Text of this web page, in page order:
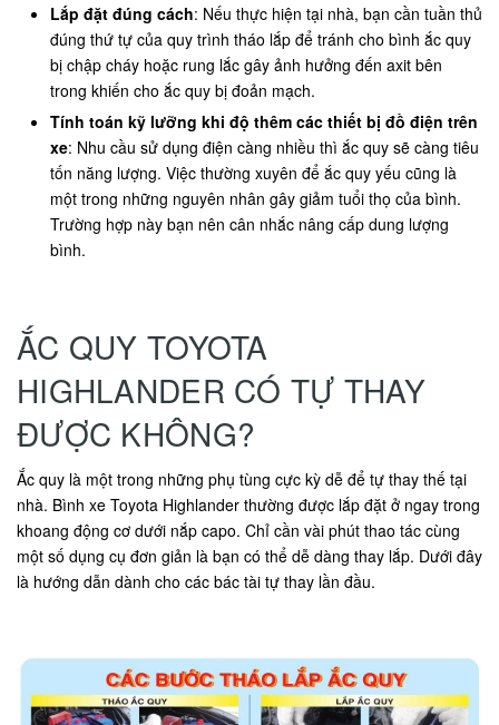
Lắp đặt đúng cách: Nếu thực hiện tại nhà, bạn cần tuần thủ
đúng thứ tự của quy trình tháo lắp để tránh cho bình ắc quy
bị chập cháy hoặc rung lắc gây ảnh hưởng đến axit bên
trong khiến cho ắc quy bị đoản mạch.
Tính toán kỹ lưỡng khi độ thêm các thiết bị đồ điện trên
xe: Nhu cầu sử dụng điện càng nhiều thì ắc quy sẽ càng tiêu
tốn năng lượng. Việc thường xuyên để ắc quy yếu cũng là
một trong những nguyên nhân gây giảm tuổi thọ của bình.
Trường hợp này bạn nên cân nhắc nâng cấp dung lượng
bình.
ẮC QUY TOYOTA
HIGHLANDER CÓ TỰ THAY
ĐƯỢC KHÔNG?
Ắc quy là một trong những phụ tùng cực kỳ dễ để tự thay thế tại
nhà. Bình xe Toyota Highlander thường được lắp đặt ở ngay trong
khoang động cơ dưới nắp capo. Chỉ cần vài phút thao tác cùng
một số dụng cụ đơn giản là bạn có thể dễ dàng thay lắp. Dưới đây
là hướng dẫn dành cho các bác tài tự thay lần đầu.